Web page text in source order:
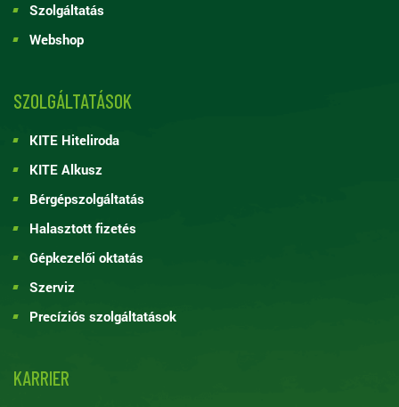
Szolgáltatás
Webshop
SZOLGÁLTATÁSOK
KITE Hiteliroda
KITE Alkusz
Bérgépszolgáltatás
Halasztott fizetés
Gépkezelői oktatás
Szerviz
Precíziós szolgáltatások
KARRIER